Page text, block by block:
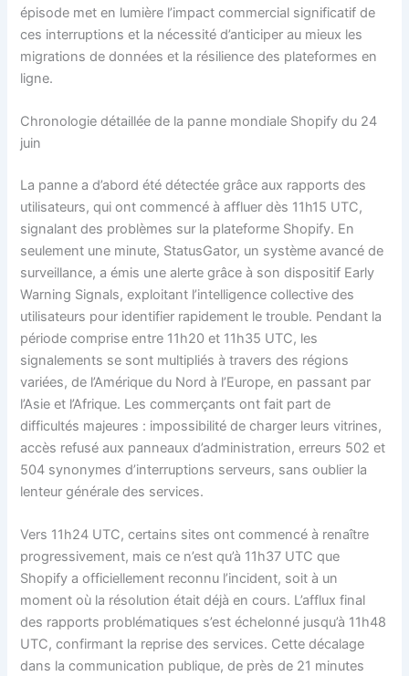
épisode met en lumière l’impact commercial significatif de
ces interruptions et la nécessité d’anticiper au mieux les
migrations de données et la résilience des plateformes en
ligne.
Chronologie détaillée de la panne mondiale Shopify du 24
juin
La panne a d’abord été détectée grâce aux rapports des
utilisateurs, qui ont commencé à affluer dès 11h15 UTC,
signalant des problèmes sur la plateforme Shopify. En
seulement une minute, StatusGator, un système avancé de
surveillance, a émis une alerte grâce à son dispositif Early
Warning Signals, exploitant l’intelligence collective des
utilisateurs pour identifier rapidement le trouble. Pendant la
période comprise entre 11h20 et 11h35 UTC, les
signalements se sont multipliés à travers des régions
variées, de l’Amérique du Nord à l’Europe, en passant par
l’Asie et l’Afrique. Les commerçants ont fait part de
difficultés majeures : impossibilité de charger leurs vitrines,
accès refusé aux panneaux d’administration, erreurs 502 et
504 synonymes d’interruptions serveurs, sans oublier la
lenteur générale des services.
Vers 11h24 UTC, certains sites ont commencé à renaître
progressivement, mais ce n’est qu’à 11h37 UTC que
Shopify a officiellement reconnu l’incident, soit à un
moment où la résolution était déjà en cours. L’afflux final
des rapports problématiques s’est échelonné jusqu’à 11h48
UTC, confirmant la reprise des services. Cette décalage
dans la communication publique, de près de 21 minutes